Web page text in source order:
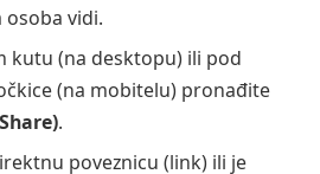
osoba vidi.
kutu (na desktopu) ili pod
(na mobitelu) pronađite
.
poveznicu (link) ili je